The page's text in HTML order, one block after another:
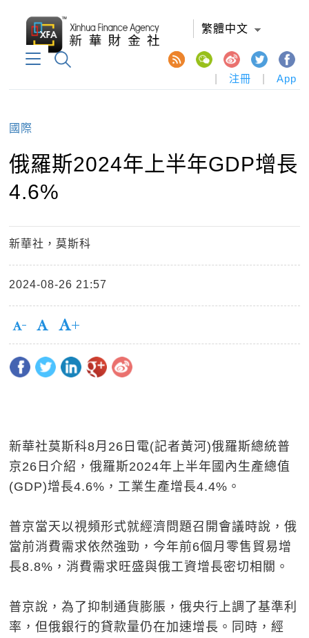
繁體中文
注冊 App
國際
俄羅斯2024年上半年GDP增長
4.6%
新華社，莫斯科
2024-08-26 21:57
新華社莫斯科8月26日電(記者黃河)俄羅斯總統普
京26日介紹，俄羅斯2024年上半年國內生產總值
(GDP)增長4.6%，工業生產增長4.4%。
普京當天以視頻形式就經濟問題召開會議時說，俄
當前消費需求依然強勁，今年前6個月零售貿易增
長8.8%，消費需求旺盛與俄工資增長密切相關。
普京說，為了抑制通貨膨脹，俄央行上調了基準利
率，但俄銀行的貸款量仍在加速增長。同時，經